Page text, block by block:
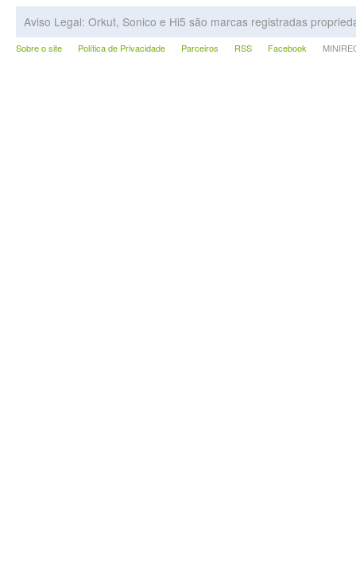
Aviso Legal: Orkut, Sonico e Hi5 são marcas registradas
Sobre o site Política de Privacidade Parceiros RSS Facebook